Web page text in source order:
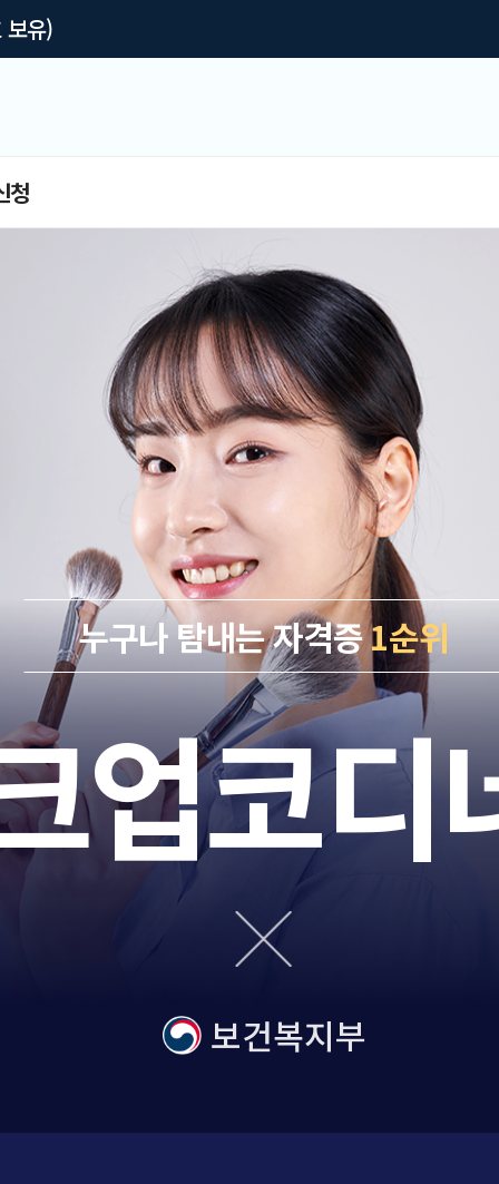
보유)
청
누구나 탐내는 자격증1순위
업코디
보건복지부